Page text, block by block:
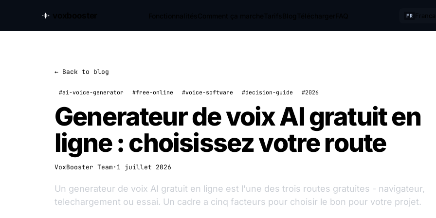
FR
← Back to blog
#ai-voice-generator #free-online #voice-software #decision-guide #2026
Generateur de voix AI gratuit en
ligne : choisissez votre route
VoxBooster Team · 1 juillet 2026
Un generateur de voix AI gratuit en ligne est l'une des trois routes gratuites - navigateur,
telechargement ou essai. Un cadre a cinq facteurs pour choisir le bon pour votre projet.